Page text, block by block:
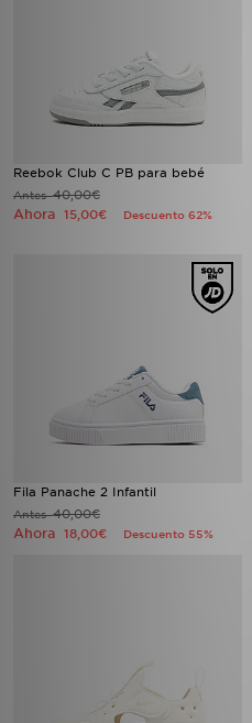
Reebok Club C PB para bebé
Antes40,00€
Ahora 15,00€ Descuento 62%
Fila Panache 2 Infantil
Antes40,00€
Ahora 18,00€ Descuento 55%